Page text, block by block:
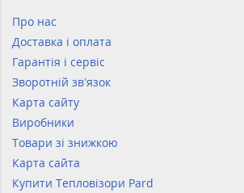
Про нас
Доставка і оплата
Гарантія і сервіс
Зворотній зв’язок
Карта сайту
Виробники
Товари зі знижкою
Карта сайта
Купити Тепловізори Pard